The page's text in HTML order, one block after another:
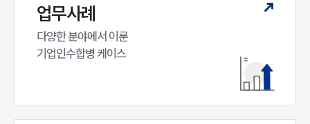
업무사례
다양한 분야에서 이룬
기업인수합병 케이스